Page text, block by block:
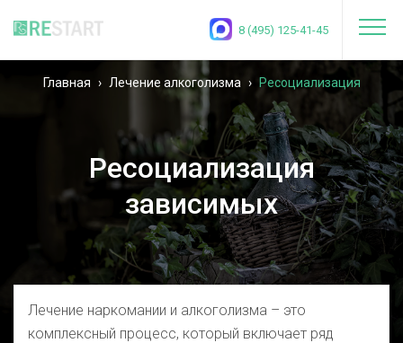
8 (495) 125-41-45
Главная › Лечение алкоголизма › Ресоциализация
зависимых
Ресоциализация
зависимых
Лечение наркомании и алкоголизма – это
комплексный процесс, который включает ряд